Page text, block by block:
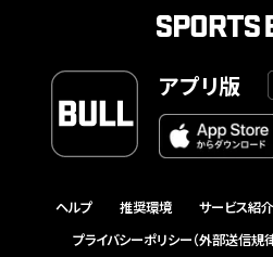
アプリ版
ヘルプ 推奨環境 サービス紹介
プライバシーポリシー（外部送信規